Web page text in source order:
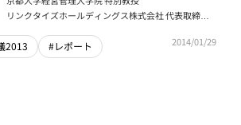
査部長
リンクタイズホールディングス株式会社 代表取締役
2013 #レポート 2014/01/29